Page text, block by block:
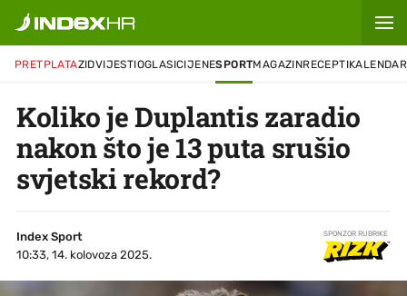
PRETPLATAZIDVIJESTIOGLASICIJENESPORTMAGAZINRECEPTIKALENDAR
Koliko je Duplantis zaradio
nakon što je 13 puta srušio
svjetski rekord?
Index Sport
10:33, 14. kolovoza 2025.
SPONZOR RUBRIKE